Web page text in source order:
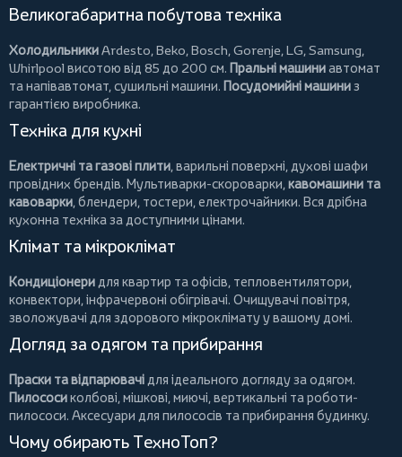
Великогабаритна побутова техніка
ХолодильникиArdesto,Beko,Bosch,Gorenje,LG,Samsung,
Whirlpool висотою від 85 до 200 см. Пральні машиниавтомат
та напівавтомат,сушильні машини. Посудомийні машиниз
гарантією виробника.
Техніка для кухні
Електричні та газові плити, варильні поверхні, духові шафи
провідних брендів. Мультиварки-скороварки,кавомашини та
кавоварки,блендери, тостери,електрочайники. Вся дрібна
кухонна техніка за доступними цінами.
Клімат та мікроклімат
Кондиціонеридля квартир та офісів, тепловентилятори,
конвектори,інфрачервоні обігрівачі. Очищувачі повітря,
зволожувачі для здорового мікроклімату у вашому домі.
Догляд за одягом та прибирання
Праски та відпарювачідля ідеального догляду за одягом.
Пилососиколбові,мішкові,миючі,вертикальні тароботи-
пилососи. Аксесуари для пилососів та прибирання будинку.
Чому обирають ТехноТоп?